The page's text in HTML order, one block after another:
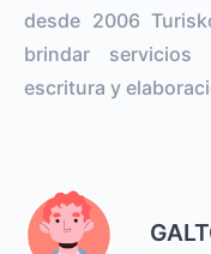
desde 2006
brindar servicios
escritura y